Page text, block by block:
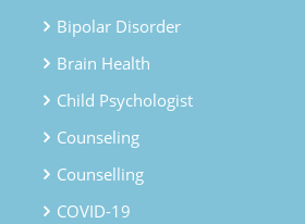
Bipolar Disorder
Brain Health
Child Psychologist
Counseling
Counselling
COVID-19